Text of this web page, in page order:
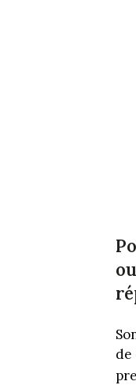
de